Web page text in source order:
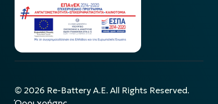
© 2026 Re-Battery A.E. All Rights Reserved.